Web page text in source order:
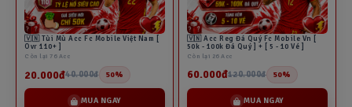
🇻🇳 Tùi Mù Acc Fc Mobile Việt Nam [
Ovr 110+ ]
Còn lại 76 Acc
20.000đ40.000đ 50%
MUA NGAY
🇻🇳 Acc Reg Đá Quý Fc Mobile Vn [
50k - 100k Đá Quý ] + [ 5 - 10 Vé ]
Còn lại 26 Acc
60.000đ120.000đ 50%
MUA NGAY